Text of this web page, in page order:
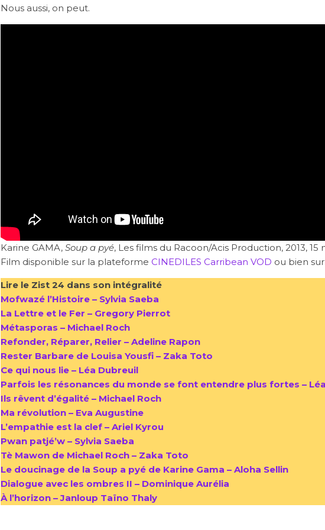
Nous aussi, on peut.
Karine GAMA, Soup a pyé, Les films du Racoon/Acis Production, 2013, 15
Film disponible sur la plateforme CINEDILES Carribean VOD ou bien sur
Lire le Zist 24 dans son intégralité
Mofwazé l’Histoire – Sylvia Saeba
La Lettre et le Fer – Gregory Pierrot
Métasporas – Michael Roch
Refonder, Réparer, Relier – Adeline Rapon
Rester Barbare de Louisa Yousfi – Zaka Toto
Ce qui nous lie – Léa Dubreuil
Parfois les résonances du monde se font entendre plus fortes –
Ils rêvent d’égalité – Michael Roch
Ma révolution – Eva Augustine
L’empathie est la clef – Ariel Kyrou
Pwan patjé’w – Sylvia Saeba
Tè Mawon de Michael Roch – Zaka Toto
Le doucinage de la Soup a pyé de Karine Gama – Aloha Sellin
Dialogue avec les ombres II – Dominique Aurélia
À l’horizon – Janloup Taïno Thaly